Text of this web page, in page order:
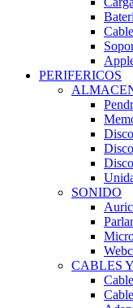
PERIFERICOS
SONIDO
CABLES